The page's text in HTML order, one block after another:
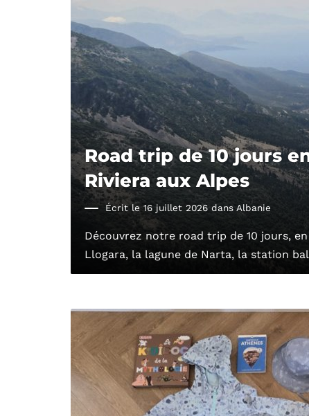
Road trip de 10 jours
Riviera aux Alpes
Écrit le 16 juillet 2026 dans Albanie
Découvrez notre road trip de 10 jours,
Llogara, la lagune de Narta, la station